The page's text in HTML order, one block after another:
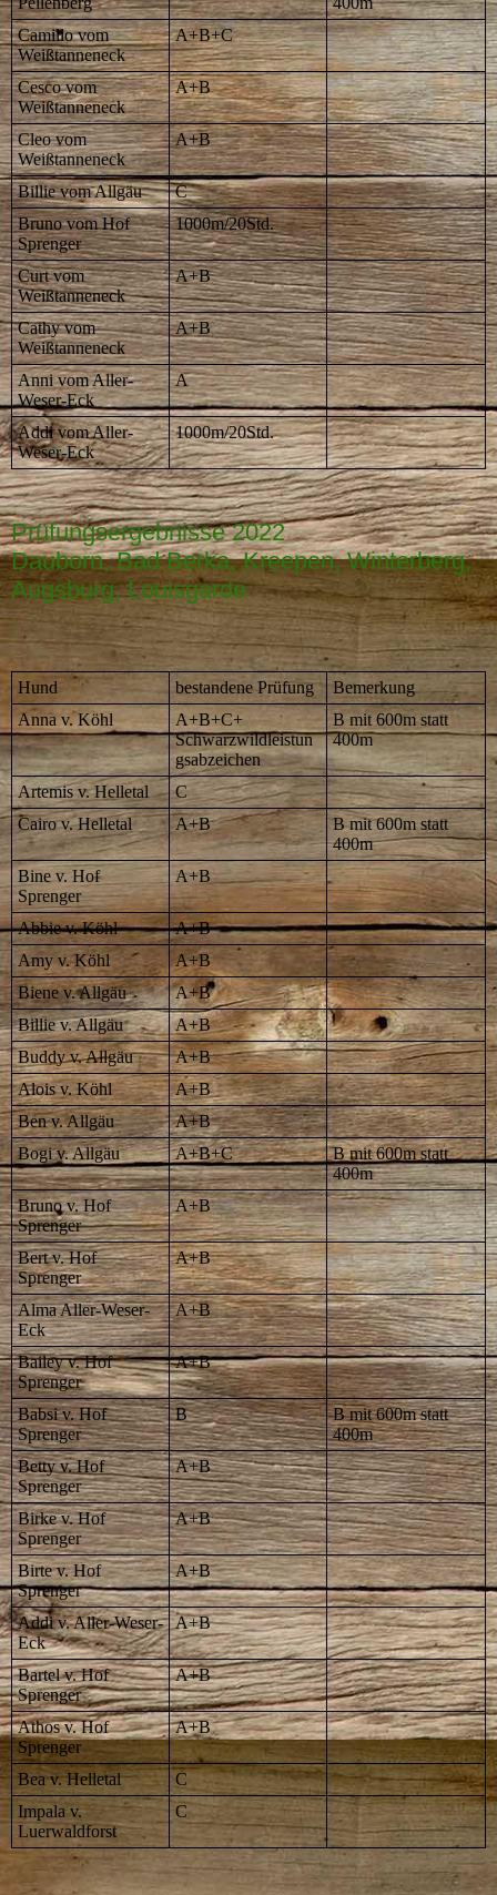
Camillo vom
Weißtanneneck
A+B+C
Cesco vom
Weißtanneneck
A+B
Cleo vom
Weißtanneneck
A+B
Billie vom Allgäu
C
Bruno vom Hof
Sprenger
1000m/20Std.
Curt vom
Weißtanneneck
A+B
Cathy vom
Weißtanneneck
A+B
Anni vom Aller-
Weser-Eck
A
Addi vom Aller-
Weser-Eck
1000m/20Std.
Prüfungsergebnisse 2022
Dauborn, Bad Berka, Kreepen, Winterberg,
Augsburg, Louisgarde
Hund bestandene Prüfung
Bemerkung
Anna v. Köhl
A+B+C+
Schwarzwildleistun
gsabzeichen
B mit 600m statt
400m
Artemis v. Helletal
C
Cairo v. Helletal
A+B
B mit 600m statt
400m
Bine v. Hof
Sprenger
A+B
Abbie v. Köhl
A+B
Amy v. Köhl
A+B
Biene v. Allgäu
A+B
Billie v. Allgäu
A+B
Buddy v. Allgäu
A+B
Alois v. Köhl
A+B
Ben v. Allgäu
A+B
Bogi v. Allgäu
A+B+C
B mit 600m statt
400m
Bruno v. Hof
Sprenger
A+B
Bert v. Hof
Sprenger
A+B
Alma Aller-Weser-
Eck
A+B
Bailey v. Hof
Sprenger
A+B
Babsi v. Hof
Sprenger
B
B mit 600m statt
400m
Betty v. Hof
Sprenger
A+B
Birke v. Hof
Sprenger
A+B
Birte v. Hof
Sprenger
A+B
Addi v. Aller-Weser-
Eck
A+B
Bartel v. Hof
Sprenger
A+B
Athos v. Hof
Sprenger
A+B
Bea v. Helletal
C
Impala v.
Luerwaldforst
C